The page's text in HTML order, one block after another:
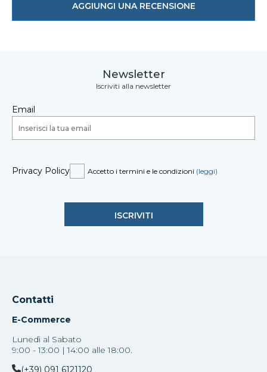
AGGIUNGI UNA RECENSIONE
Newsletter
Iscriviti alla newsletter
Email
Privacy Policy Accetto i termini e le condizioni (leggi)
Contatti
E-Commerce
Lunedì al Sabato
9:00 - 13:00 | 14:00 alle 18:00.